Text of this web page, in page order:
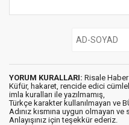
YORUM KURALLARI: Risale
Küfür, hakaret, rencide edici
imla kuralları ile yazılmamış,
Türkçe karakter kullanılmayan ve
Adınız kısmına uygun olmayan
Anlayışınız için teşekkür ederiz.